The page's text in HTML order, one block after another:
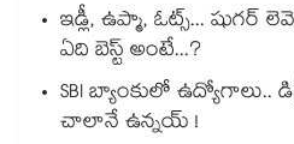
ఇడ్లీ, ఉప్మా, ఓట్స్... షుగర్
ఏది బెస్ట్ అంటే...?
SBI బ్యాంకులో ఉద్యోగాలు..
చాలానే ఉన్నయ్ !